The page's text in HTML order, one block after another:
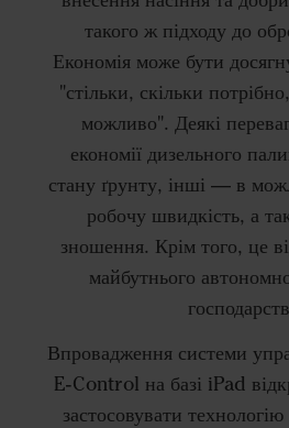
такого ж підходу до
Економія може бути
"стільки, скільки
можливо". Деякі
економії дизельного
стану ґрунту, інші — в
робочу швидкість, а
зношення. Крім того, це
майбутнього
Впровадження системи
E-Control на базі iPad
застосовувати